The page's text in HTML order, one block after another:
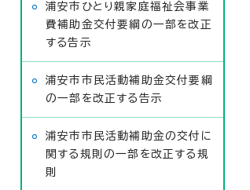
浦安市ひとり親家庭福祉会事業
費補助金交付要綱の一部を改正
する告示
浦安市市民活動補助金交付要綱
の一部を改正する告示
浦安市市民活動補助金の交付に
関する規則の一部を改正する規
則